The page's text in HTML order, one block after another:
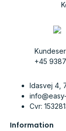
+45
Idasvej 4,
Cvr:
Information